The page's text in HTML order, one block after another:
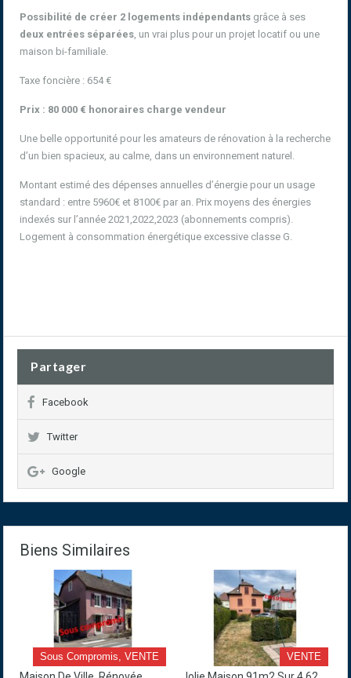
Possibilité de créer 2 logements indépendants grâce à ses
deux entrées séparées, un vrai plus pour un projet locatif ou une
maison bi-familiale.
Taxe foncière : 654 €
Prix : 80 000 € honoraires charge vendeur
Une belle opportunité pour les amateurs de rénovation à la recherche
d’un bien spacieux, au calme, dans un environnement naturel.
Montant estimé des dépenses annuelles d’énergie pour un usage
standard : entre 5960€ et 8100€ par an. Prix moyens des énergies
indexés sur l’année 2021,2022,2023 (abonnements compris).
Logement à consommation énergétique excessive classe G.
Partager
Facebook
Twitter
Google
Biens Similaires
Sous Compromis, VENTE VENTE